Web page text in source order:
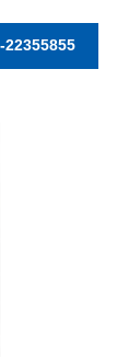
22355855